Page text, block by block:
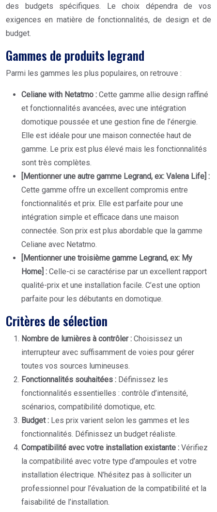
des budgets spécifiques. Le choix dépendra de vos
exigences en matière de fonctionnalités, de design et de
budget.
Gammes de produits legrand
Parmi les gammes les plus populaires, on retrouve :
Celiane with Netatmo : Cette gamme allie design raffiné
et fonctionnalités avancées, avec une intégration
domotique poussée et une gestion fine de l’énergie.
Elle est idéale pour une maison connectée haut de
gamme. Le prix est plus élevé mais les fonctionnalités
sont très complètes.
[Mentionner une autre gamme Legrand, ex: Valena Life] :
Cette gamme offre un excellent compromis entre
fonctionnalités et prix. Elle est parfaite pour une
intégration simple et efficace dans une maison
connectée. Son prix est plus abordable que la gamme
Celiane avec Netatmo.
[Mentionner une troisième gamme Legrand, ex: My
Home] : Celle-ci se caractérise par un excellent rapport
qualité-prix et une installation facile. C’est une option
parfaite pour les débutants en domotique.
Critères de sélection
Nombre de lumières à contrôler : Choisissez un
interrupteur avec suffisamment de voies pour gérer
toutes vos sources lumineuses.
Fonctionnalités souhaitées : Définissez les
fonctionnalités essentielles : contrôle d’intensité,
scénarios, compatibilité domotique, etc.
Budget : Les prix varient selon les gammes et les
fonctionnalités. Définissez un budget réaliste.
Compatibilité avec votre installation existante : Vérifiez
la compatibilité avec votre type d’ampoules et votre
installation électrique. N’hésitez pas à solliciter un
professionnel pour l’évaluation de la compatibilité et la
faisabilité de l’installation.